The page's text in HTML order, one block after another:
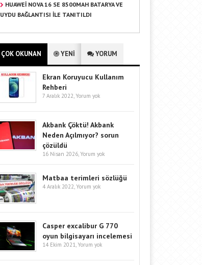
HUAWEI NOVA 16 SE 8500MAH BATARYA VE
UYDU BAĞLANTISI ILE TANITILDI
ÇOK OKUNAN YENİ YORUM
Ekran Koruyucu Kullanım
Rehberi
7 Aralık 2022, Yorum yok
Akbank Çöktü! Akbank
Neden Açılmıyor? sorun
çözüldü
16 Nisan 2026, Yorum yok
Matbaa terimleri sözlüğü
4 Aralık 2022, Yorum yok
Casper excalibur G 770
oyun bilgisayarı incelemesi
14 Ekim 2021, Yorum yok